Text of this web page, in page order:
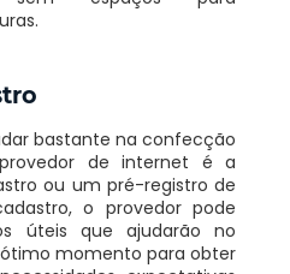
bastante na confecção
de internet é a
ou um pré-registro de
o provedor pode
úteis que ajudarão no
momento para obter